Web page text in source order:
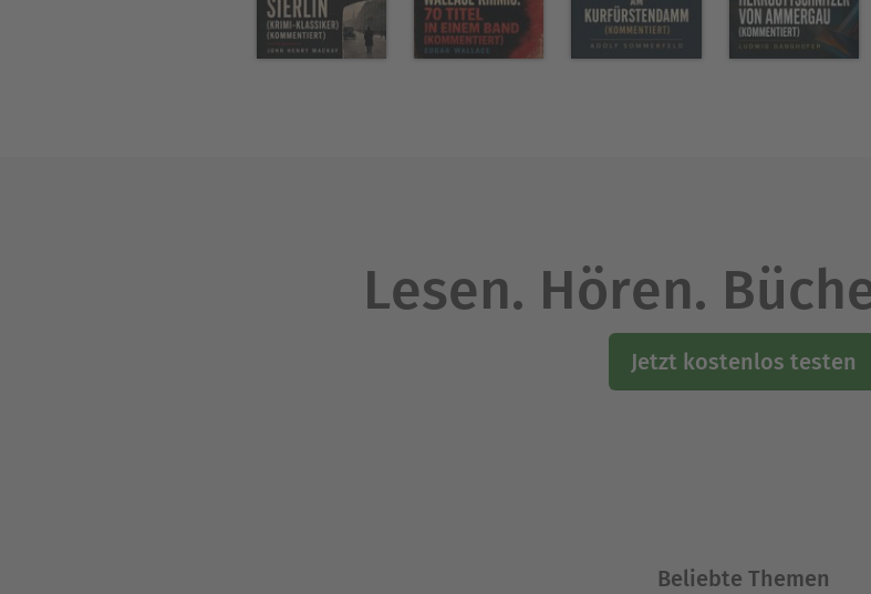
Lesen. Hören.
Jetzt kostenlos testen
Beliebte Themen